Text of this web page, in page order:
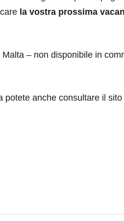
la vostra prossima
– non disponibile in
potete anche consultare il